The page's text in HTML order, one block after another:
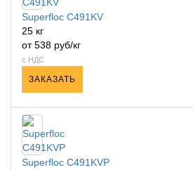
Superfloc C491KV
25 кг
от 538 руб/кг
с НДС
ЗАКАЗАТЬ
Superfloc C491KVP